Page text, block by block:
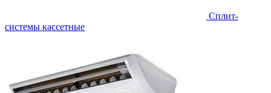
Сплит-
системы кассетные